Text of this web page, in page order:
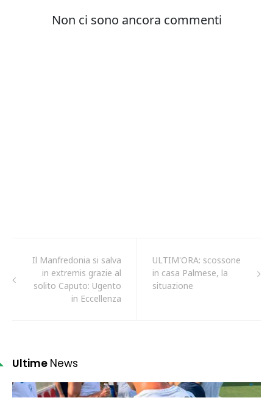
Il Manfredonia si salva
in extremis grazie al
solito Caputo: Ugento
in Eccellenza
ULTIM'ORA: scossone
in casa Palmese, la
situazione
Ultime News